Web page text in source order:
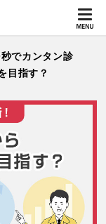
秒でカンタン診
目指す？